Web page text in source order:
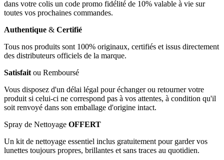
dans votre colis un code promo fidélité de 10% valable à vie sur
toutes vos prochaines commandes.
Authentique & Certifié
Tous nos produits sont 100% originaux, certifiés et issus directement
des distributeurs officiels de la marque.
Satisfait ou Remboursé
Vous disposez d'un délai légal pour échanger ou retourner votre
produit si celui-ci ne correspond pas à vos attentes, à condition qu'il
soit renvoyé dans son emballage d'origine intact.
Spray de Nettoyage OFFERT
Un kit de nettoyage essentiel inclus gratuitement pour garder vos
lunettes toujours propres, brillantes et sans traces au quotidien.